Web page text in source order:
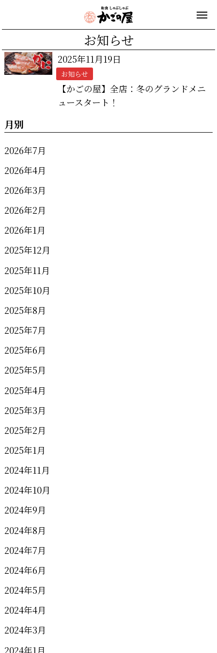
お知らせ
2025年11月19日
お知らせ
【かごの屋】全店：冬のグランドメニ
ュースタート！
月別
2026年7月
2026年4月
2026年3月
2026年2月
2026年1月
2025年12月
2025年11月
2025年10月
2025年8月
2025年7月
2025年6月
2025年5月
2025年4月
2025年3月
2025年2月
2025年1月
2024年11月
2024年10月
2024年9月
2024年8月
2024年7月
2024年6月
2024年5月
2024年4月
2024年3月
2024年1月